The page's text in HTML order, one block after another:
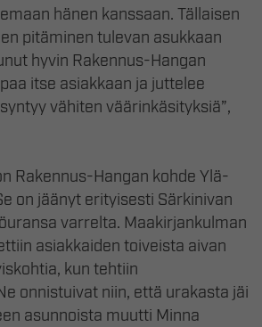
hänen kanssaan. Tällaisen
pitäminen tulevan asukkaan
hyvin Rakennus-Hangan
itse asiakkaan ja juttelee
vähiten väärinkäsityksiä”,
Rakennus-Hangan kohde Ylä-
on jäänyt erityisesti Särkinivan
varrelta. Maakirjankulman
asiakkaiden toiveista aivan
kun tehtiin
onnistuivat niin, että urakasta jäi
asunnoista muutti Minna